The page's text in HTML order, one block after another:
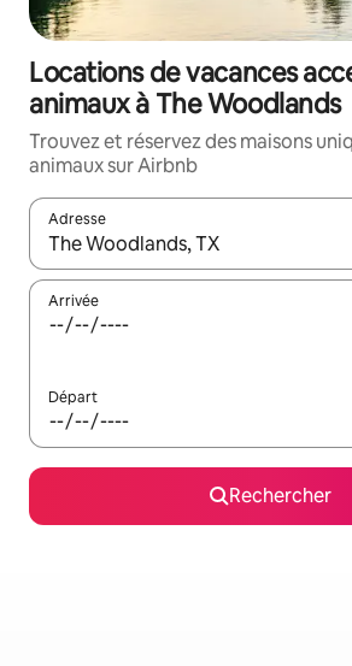
Locations de vacances
animaux à The Woodlands
Trouvez et réservez des maisons
animaux sur Airbnb
Adresse
Lorsque les résultats s'affichent,
Arrivée
Départ
Rechercher